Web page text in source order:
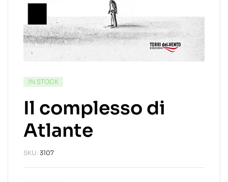
IN STOCK
Il complesso di
Atlante
SKU: 3107